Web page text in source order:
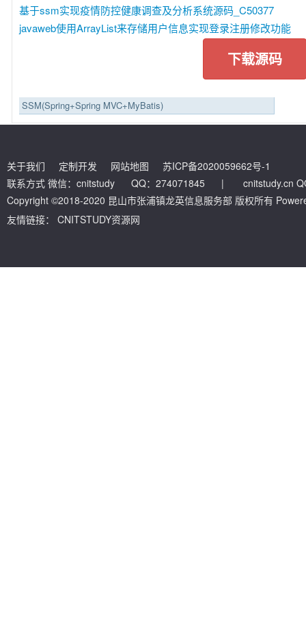
基于ssm实现疫情防控健康调查及分析系统源码_C50377
javaweb使用ArrayList来存储用户信息实现登录注册修改功能
下载源码
SSM(Spring+Spring MVC+MyBatis)
关于我们 定制开发 网站地图
苏ICP备2020059662号-1
联系方式 微信：cnitstudy QQ：274071845
|
cnitstudy.cn
Copyright ©2018-2020 昆山市张浦镇龙英信息服务部 版权所有
友情链接：
CNITSTUDY资源网